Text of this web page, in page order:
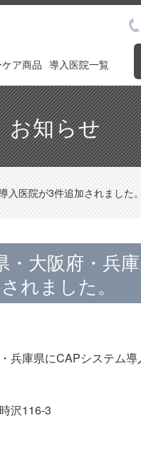
ア商品 導入医院一覧
お知らせ
医院が3件追加されました。
・大阪府・兵
れました。
兵庫県にCAPシステム導
沢116-3